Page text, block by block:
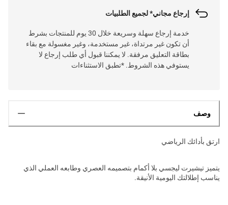
إرجاع مجاني* لجميع الطلبيات
خدمة إرجاع سهلة وسريعة خلال 30 يوم للمنتجات بشرط
أن تكون غير مرتداة، غير مستخدمة، وغير مغسولة مع بقاء
بطاقة التعليق مرفقة. لا يمكننا قبول أي طلب إرجاع لا
يستوفي هذه الشروط. *تطبق الاستثناءات
وصف
ارتق بأدائك الرياضي
يتميز تيشيرت ليجسي بلا أكمام بتصميمه العصري وطابعه العملي الذي
يناسب إطلالتك اليومية الأنيقة.